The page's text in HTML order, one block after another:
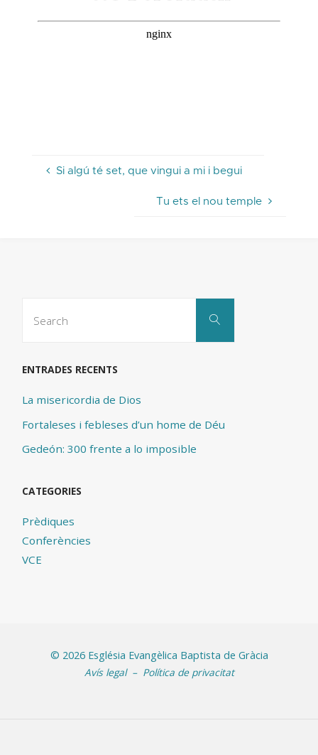
Si algú té set, que vingui a mi i begui
Tu ets el nou temple
Search
ENTRADES RECENTS
La misericordia de Dios
Fortaleses i febleses d’un home de Déu
Gedeón: 300 frente a lo imposible
CATEGORIES
Prèdiques
Conferències
VCE
© 2026 Església Evangèlica Baptista de Gràcia
Avís legal– Política de privacitat